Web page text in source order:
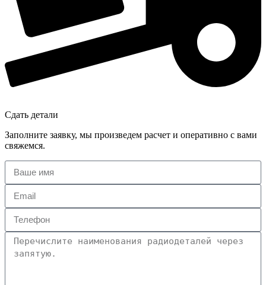
Сдать детали
Заполните заявку, мы произведем расчет и оперативно с вами
свяжемся.